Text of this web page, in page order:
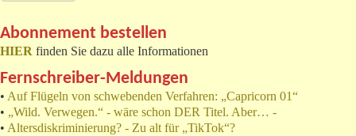
Abonnement bestellen
HIER finden Sie dazu alle Informationen
Fernschreiber-Meldungen
• Auf Flügeln von schwebenden Verfahren: „Capricorn 01“
• „Wild. Verwegen.“ - wäre schon DER Titel. Aber… -
• Altersdiskriminierung? - Zu alt für „TikTok“?